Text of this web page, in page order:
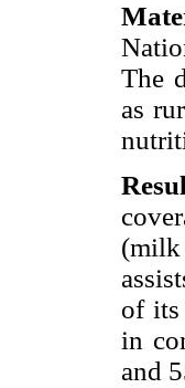
The
as
(milk
of its
in
and